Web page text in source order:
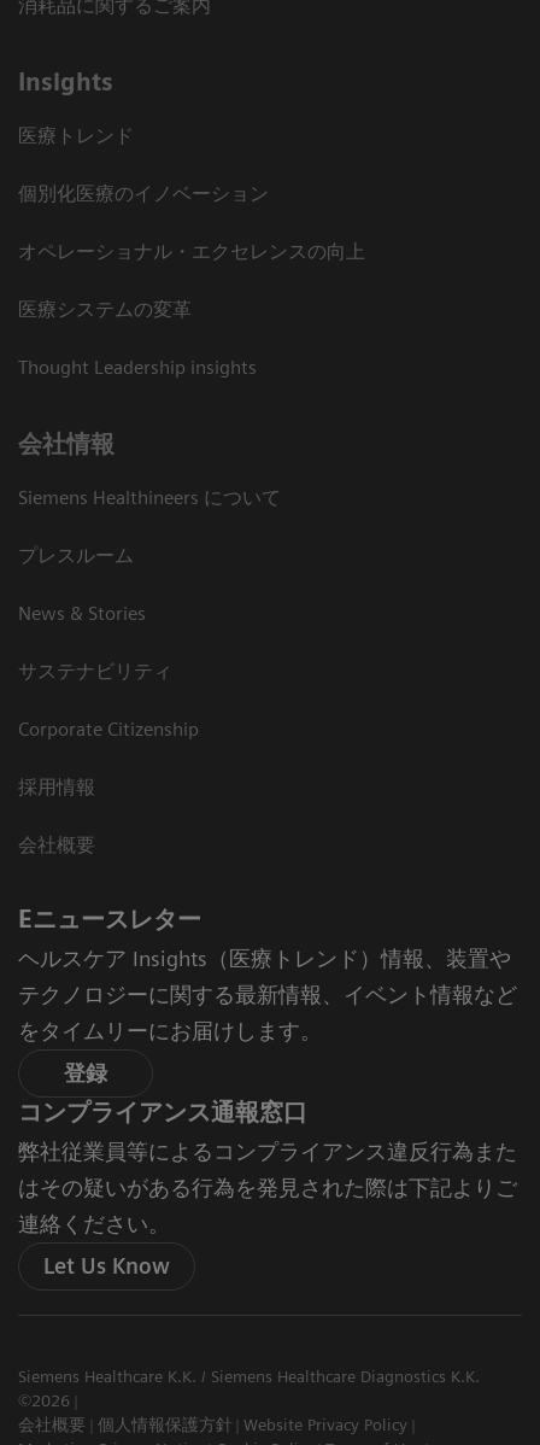
消耗品に関するご案内
Insights
医療トレンド
個別化医療のイノベーション
オペレーショナル・エクセレンスの向上
医療システムの変革
Thought Leadership insights
会社情報
Siemens Healthineers について
プレスルーム
News & Stories
サステナビリティ
Corporate Citizenship
採用情報
会社概要
Eニュースレター
ヘルスケア Insights（医療トレンド）情報、装置や
テクノロジーに関する最新情報、イベント情報など
をタイムリーにお届けします。
登録
コンプライアンス通報窓口
弊社従業員等によるコンプライアンス違反行為また
はその疑いがある行為を発見された際は下記よりご
連絡ください。
Let Us Know
Siemens Healthcare K.K. / Siemens Healthcare Diagnostics K.K.
©2026
会社概要
個人情報保護方針
Website Privacy Policy